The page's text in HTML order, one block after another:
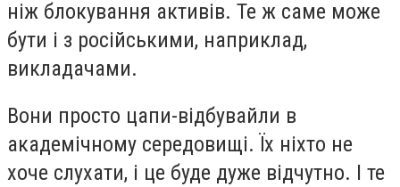
ніж блокування активів. Те ж саме може
бути і з російськими, наприклад,
викладачами.
Вони просто цапи-відбувайли в
академічному середовищі. Їх ніхто не
хоче слухати, і це буде дуже відчутно. І те